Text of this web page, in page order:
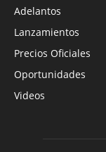
Adelantos
Lanzamientos
Precios Oficiales
Oportunidades
Videos